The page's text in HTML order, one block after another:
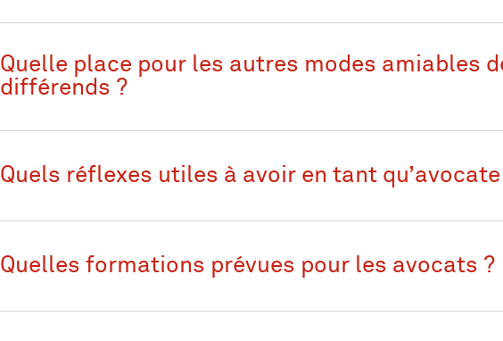
Quelle place pour les autres modes amiables
différends ?
Quels réflexes utiles à avoir en tant
Quelles formations prévues pour les avocats ?